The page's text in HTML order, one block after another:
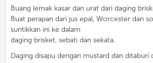
Buang lemak kasar dan urat dari daging
Buat perapan dari jus epal, Worcester dan
suntikkan ini ke dalam
daging brisket, sebati dan sekata.
Daging disapu dengan mustard dan ditaburi